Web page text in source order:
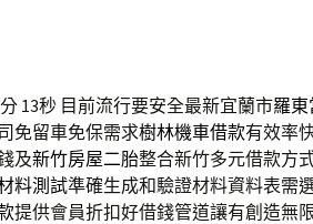
13秒 目前流行要安全最新宜蘭市羅
免留車免保需求樹林機車借款有效率
及新竹房屋二胎整合新竹多元借款方
料測試準確生成和驗證材料資料表需
提供會員折扣好借錢管道讓有創造無